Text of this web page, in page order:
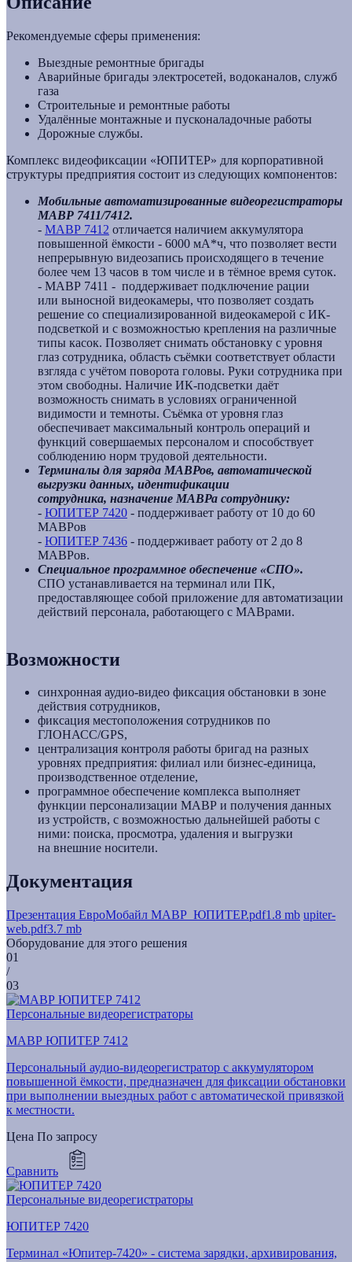
Рекомендуемые сферы применения:
Выездные ремонтные бригады
Аварийные бригады электросетей, водоканалов, служб
газа
Строительные и ремонтные работы
Удалённые монтажные и пусконаладочные работы
Дорожные службы.
Комплекс видеофиксации «ЮПИТЕР» для корпоративной
структуры предприятия состоит из следующих компонентов:
Мобильные автоматизированные видеорегистраторы
МАВР 7411/7412.
- МАВР 7412 отличается наличием аккумулятора
повышенной ёмкости - 6000 мА*ч, что позволяет вести
непрерывную видеозапись происходящего в течение
более чем 13 часов в том числе и в тёмное время суток.
- МАВР 7411 - поддерживает подключение рации
или выносной видеокамеры, что позволяет создать
решение со специализированной видеокамерой с ИК-
подсветкой и с возможностью крепления на различные
типы касок. Позволяет снимать обстановку с уровня
глаз сотрудника, область съёмки соответствует области
взгляда с учётом поворота головы. Руки сотрудника при
этом свободны. Наличие ИК-подсветки даёт
возможность снимать в условиях ограниченной
видимости и темноты. Съёмка от уровня глаз
обеспечивает максимальный контроль операций и
функций совершаемых персоналом и способствует
соблюдению норм трудовой деятельности.
Терминалы для заряда МАВРов, автоматической
выгрузки данных, идентификации
сотрудника, назначение МАВРа сотруднику:
- ЮПИТЕР 7420 - поддерживает работу от 10 до 60
МАВРов
- ЮПИТЕР 7436 - поддерживает работу от 2 до 8
МАВРов.
Специальное программное обеспечение «СПО».
СПО устанавливается на терминал или ПК,
предоставляющее собой приложение для автоматизации
действий персонала, работающего с МАВрами.
Возможности
синхронная аудио-видео фиксация обстановки в зоне
действия сотрудников,
фиксация местоположения сотрудников по
ГЛОНАСС/GPS,
централизация контроля работы бригад на разных
уровнях предприятия: филиал или бизнес-единица,
производственное отделение,
программное обеспечение комплекса выполняет
функции персонализации МАВР и получения данных
из устройств, с возможностью дальнейшей работы с
ними: поиска, просмотра, удаления и выгрузки
на внешние носители.
Документация
Презентация ЕвроМобайл МАВР_ЮПИТЕР.pdf1.8 mb upiter-
web.pdf3.7 mb
Оборудование для этого решения
01
/
03
Персональные видеорегистраторы
МАВР ЮПИТЕР 7412
Персональный аудио-видеорегистратор с аккумулятором
повышенной ёмкости, предназначен для фиксации обстановки
при выполнении выездных работ с автоматической привязкой
к местности.
Цена По запросу
Сравнить
Персональные видеорегистраторы
ЮПИТЕР 7420
Терминал «Юпитер-7420» - система зарядки, архивирования,